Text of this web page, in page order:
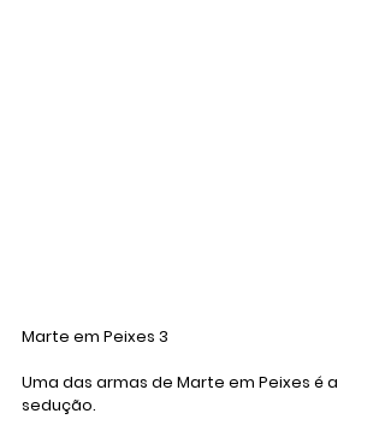
Marte em Peixes 3
Uma das armas de Marte em Peixes é a
sedução.